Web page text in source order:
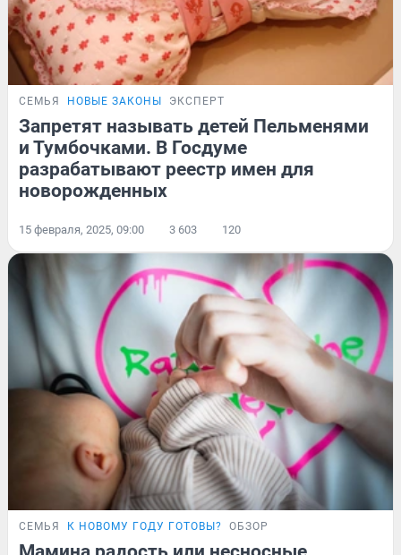
СЕМЬЯ НОВЫЕ ЗАКОНЫ ЭКСПЕРТ
Запретят называть детей Пельменями
и Тумбочками. В Госдуме
разрабатывают реестр имен для
новорожденных
15 февраля, 2025, 09:00 3 603 120
СЕМЬЯ К НОВОМУ ГОДУ ГОТОВЫ? ОБЗОР